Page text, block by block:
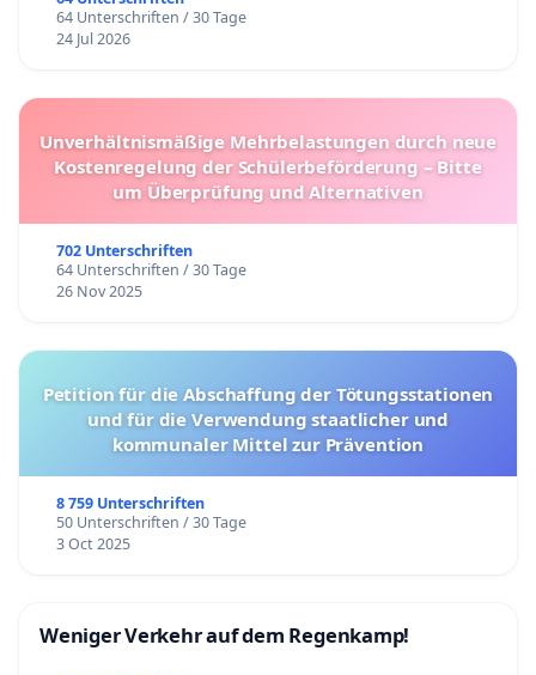
64 Unterschriften / 30 Tage
24 Jul 2026
Unverhältnismäßige Mehrbelastungen durch neue
Kostenregelung der Schülerbeförderung – Bitte
um Überprüfung und Alternativen
702 Unterschriften
64 Unterschriften / 30 Tage
26 Nov 2025
Petition für die Abschaffung der Tötungsstationen
und für die Verwendung staatlicher und
kommunaler Mittel zur Prävention
8 759 Unterschriften
50 Unterschriften / 30 Tage
3 Oct 2025
Weniger Verkehr auf dem Regenkamp!